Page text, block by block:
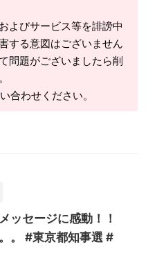
よびサービス等を誹謗中
する意図はございません
問題がございましたら削
わせください。
ッセージに感動！！
。 #東京都知事選 #